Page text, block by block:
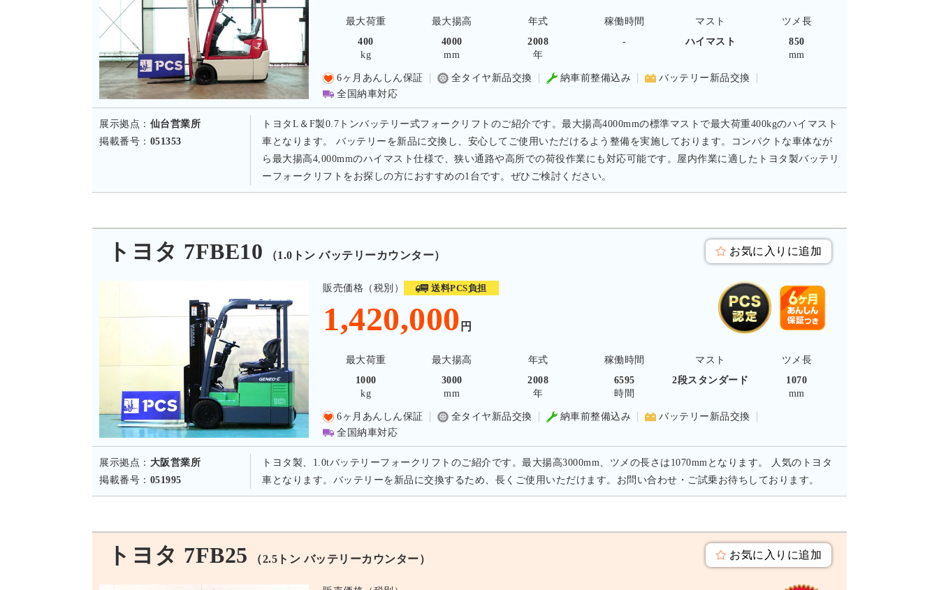
最大荷重 最大揚高 年式 稼働時間 マスト
ツメ長
400
kg
4000
mm
2008
年
- ハイマスト
850
mm
6ヶ月あんしん保証 全タイヤ新品交換 納車前整備込み
バッテリー新品交換
全国納車対応
展示拠点： 仙台営業所
掲載番号： 051353
トヨタL＆F製0.7トンバッテリー式フォークリフトのご紹介です。最大揚高4000mmの標準マストで最大荷重400kgのハイマスト
車となります。 バッテリーを新品に交換し、安心してご使用いただけるよう整備を実施しております。コンパクトな車体なが
ら最大揚高4,000mmのハイマスト仕様で、狭い通路や高所での荷役作業にも対応可能です。屋内作業に適したトヨタ製バッテリ
ーフォークリフトをお探しの方におすすめの1台です。ぜひご検討ください。
トヨタ 7FBE10 （1.0トン バッテリーカウンター） お気に入りに追加
販売価格（税別） 送料PCS負担
1,420,000 円
最大荷重 最大揚高 年式 稼働時間 マスト
ツメ長
1000
kg
3000
mm
2008
年
6595
時間
2段スタンダード
1070
mm
6ヶ月あんしん保証 全タイヤ新品交換 納車前整備込み
バッテリー新品交換
全国納車対応
展示拠点： 大阪営業所
掲載番号： 051995
トヨタ製、1.0tバッテリーフォークリフトのご紹介です。最大揚高3000mm、ツメの長さは1070mmとなります。 人気のトヨタ
車となります。バッテリーを新品に交換するため、長くご使用いただけます。お問い合わせ・ご試乗お待ちしております。
トヨタ 7FB25 （2.5トン バッテリーカウンター） お気に入りに追加